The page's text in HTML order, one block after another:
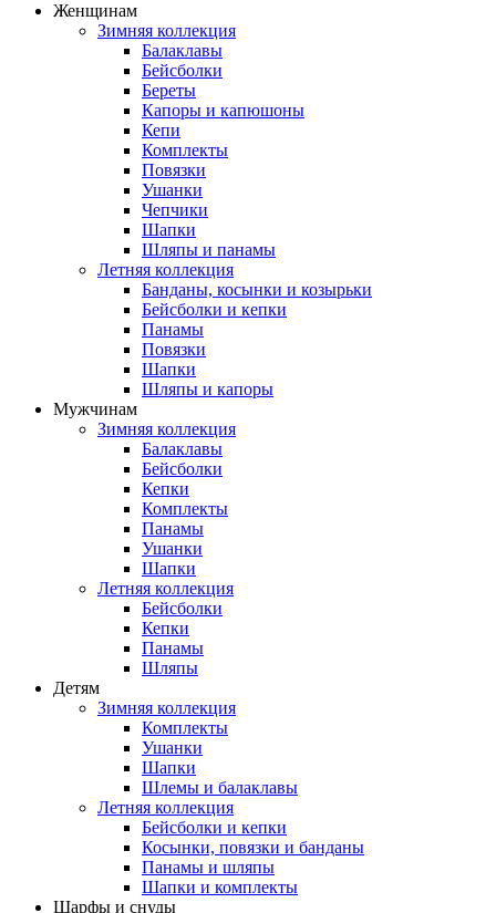
Женщинам
Зимняя коллекция
Балаклавы
Бейсболки
Береты
Капоры и капюшоны
Кепи
Комплекты
Повязки
Ушанки
Чепчики
Шапки
Шляпы и панамы
Летняя коллекция
Банданы, косынки и козырьки
Бейсболки и кепки
Панамы
Повязки
Шапки
Шляпы и капоры
Мужчинам
Зимняя коллекция
Балаклавы
Бейсболки
Кепки
Комплекты
Панамы
Ушанки
Шапки
Летняя коллекция
Бейсболки
Кепки
Панамы
Шляпы
Детям
Зимняя коллекция
Комплекты
Ушанки
Шапки
Шлемы и балаклавы
Летняя коллекция
Бейсболки и кепки
Косынки, повязки и банданы
Панамы и шляпы
Шапки и комплекты
Шарфы и снуды